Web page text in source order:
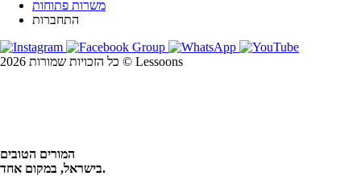
משרות פתוחות
התחברות
כל הזכויות שמורות 2026 © Lessoons
המורים הטובים
בישראל, במקום אחד.